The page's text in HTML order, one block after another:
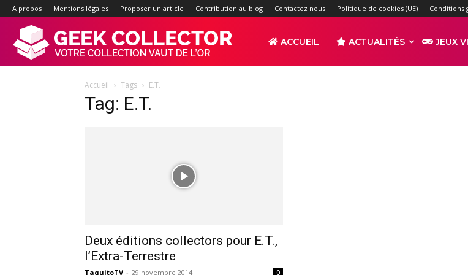
A propos Mentions légales Proposer un article Contribution au blog Contactez nous Politique de cookies (UE) Conditions
d'actualités
ACCUEIL ACTUALITÉS JEUX
Accueil Tags E.T.
Tag: E.T.
Deux éditions collectors pour E.T.,
l’Extra-Terrestre
TaquitoTV - 29 novembre 2014 0